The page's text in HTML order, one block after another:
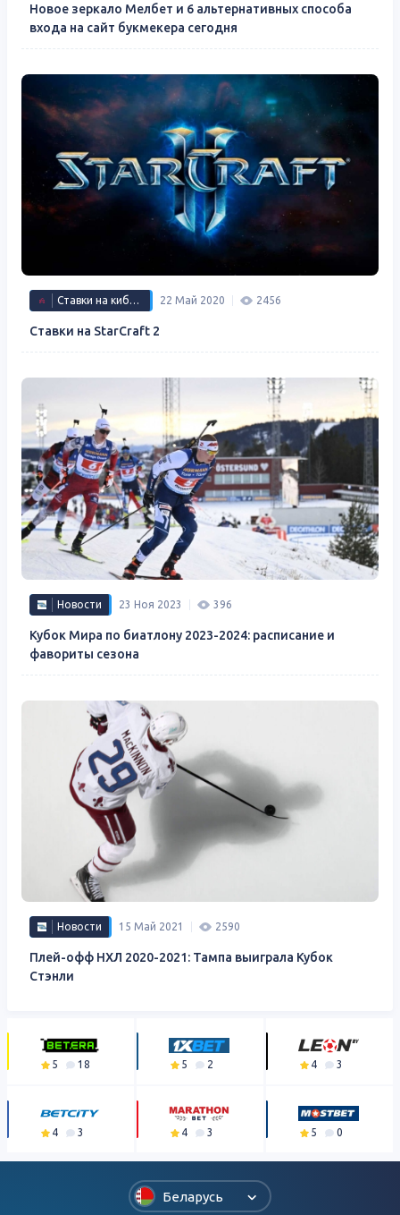
Новое зеркало Мелбет и 6 альтернативных способа
входа на сайт букмекера сегодня
Ставки на киберспорт 22 Май 2020 2456
Ставки на StarCraft 2
Новости 23 Ноя 2023 396
Кубок Мира по биатлону 2023-2024: расписание и
фавориты сезона
Новости 15 Май 2021 2590
Плей-офф НХЛ 2020-2021: Тампа выиграла Кубок
Стэнли
5 18 5 2 4 3
4 3 4 3 5 0
Беларусь